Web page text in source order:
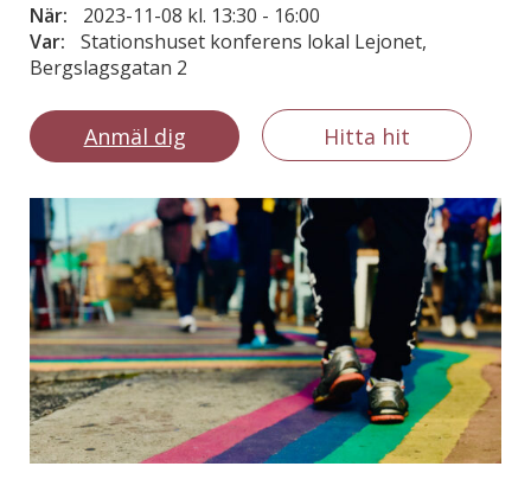
När: 2023-11-08 kl. 13:30 - 16:00
Var:
Stationshuset konferens lokal Lejonet,
Bergslagsgatan 2
Anmäl dig Hitta hit